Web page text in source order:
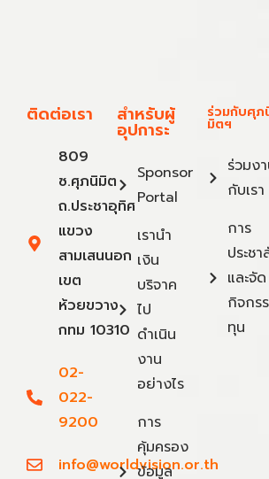
ติดต่อเรา
809
ซ.ศุภนิมิต
ถ.ประชาอุทิศ
แขวง
สามเสนนอก
เขต
ห้วยขวาง
กทม 10310
02-
022-
9200
info@worldvision.or.th
สำหรับผู้
อุปการะ
Sponsor
Portal
เรานำ
เงิน
บริจาค
ไป
ดำเนิน
งาน
อย่างไร
การ
คุ้มครอง
ข้อมูล
ร่วมกับศุภ
มิตฯ
ร่วมง
กับเรา
การ
ประช
และจัด
กิจกร
ทุน